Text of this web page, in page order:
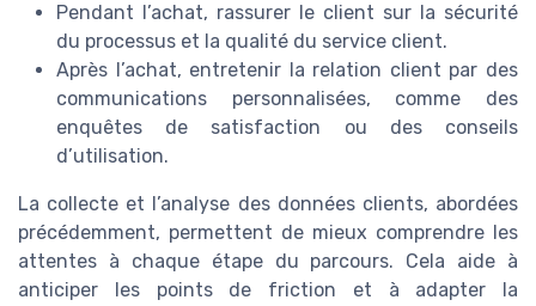
Pendant l’achat, rassurer le client sur la sécurité
du processus et la qualité du service client.
Après l’achat, entretenir la relation client par des
communications personnalisées, comme des
enquêtes de satisfaction ou des conseils
d’utilisation.
La collecte et l’analyse des données clients, abordées
précédemment, permettent de mieux comprendre les
attentes à chaque étape du parcours. Cela aide à
anticiper les points de friction et à adapter la